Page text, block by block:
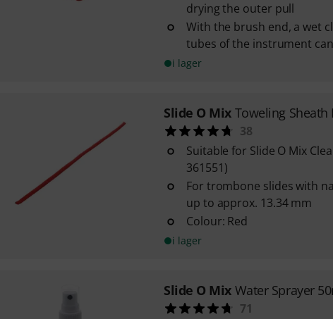
drying the outer pull
With the brush end, a wet
tubes of the instrument
i lager
Slide O Mix Toweling Sheath
38
Suitable for Slide O Mix
361551)
For trombone slides with
up to approx. 13.34 mm
Colour: Red
i lager
Slide O Mix Water Sprayer
71